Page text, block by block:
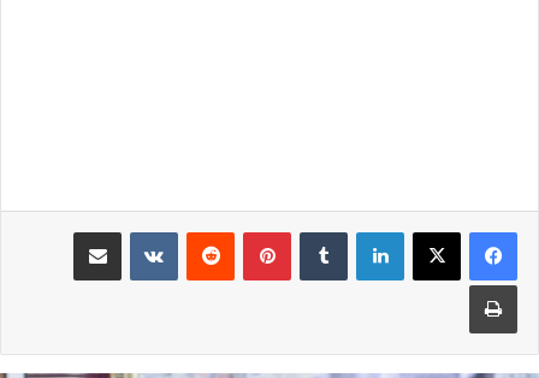
لينكدإن بينتيريست
مشاركة عبر البريد
طباعة